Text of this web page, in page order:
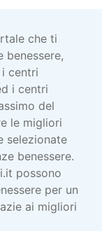
che ti
benessere,
centri
i centri
del
le migliori
selezionate
benessere.
possono
per un
ai migliori